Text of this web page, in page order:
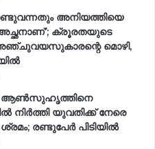
അനിയത്തിയെ
ക്രൂരതയുടെ
മൊഴി,
ആൺസുഹൃത്തിനെ
നിർത്തി യുവതിക്ക് നേരെ
രണ്ടുപേർ പിടിയിൽ